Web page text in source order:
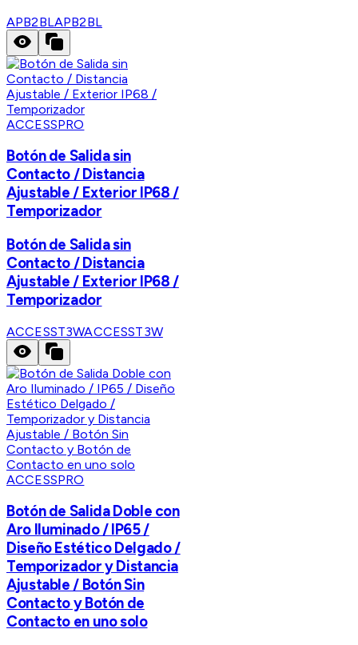
APB2BLAPB2BL
ACCESSPRO
Botón de Salida sin
Contacto / Distancia
Ajustable / Exterior IP68 /
Temporizador
Botón de Salida sin
Contacto / Distancia
Ajustable / Exterior IP68 /
Temporizador
ACCESST3WACCESST3W
ACCESSPRO
Botón de Salida Doble con
Aro Iluminado / IP65 /
Diseño Estético Delgado /
Temporizador y Distancia
Ajustable / Botón Sin
Contacto y Botón de
Contacto en uno solo